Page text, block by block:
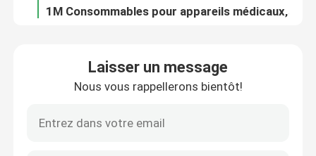
Nous contacter
Demandez un devis
REF 2016008-001 REF 2016008-001 REF 2016008-001 REF 2016008-001 REF 2016008-001 REF 2016008-001 REF 2016008-001 REF 2016008-001 REF 2016008-001 REF 2016008-001 REF 2016008-001 REF 2016008 REF 2016008 REF 2016008 REF 2016008 REF 2016008 REF 2016008 REF 2016008 REF 2016008 REF 2016008 REF 2016008 REF 2016008 REF 2016008 REF 2016008 REF 2016008 REF 2016008 REF 2016008 REF 2016008 REF 2016008 REF 2016008 REF 2016008 REF 2016008 REF 2016008 REF 2016008 REF 2016009 REF 2016008 REF 2016009 REF 2016008
Laisser un message
Nous vous rappellerons bientôt!